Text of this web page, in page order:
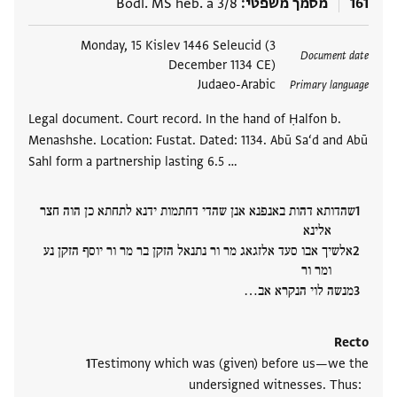
161 מסמך משפטי Bodl. MS heb. a 3/8
Document date
Monday, 15 Kislev 1446 Seleucid (3
December 1134 CE)
Primary language
Judaeo-Arabic
Legal document. Court record. In the hand of Ḥalfon b.
Menashshe. Location: Fustat. Dated: 1134. Abū Sa‘d and Abū
Sahl form a partnership lasting 6.5 …
שהדותא דהות באנפנא אנן שהדי דחתמות ידנא לתחתא כן הוה חצר
אלינא
אלשיך אבו סעד אלזגאג מר ור נתנאל הזקן בר מר ור יוסף הזקן נע
ומר ור
מנשה לוי הנקרא אב‮…
Recto
Testimony which was (given) before us—we the
undersigned witnesses. Thus: